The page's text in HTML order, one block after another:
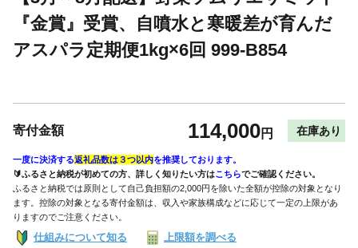
『金賞』受賞、自噴水と寒暖差が育んだ
アスパラ定期便1kg×6回 999-B854
寄付金額 114,000円 在庫あり
一度に決済する返礼品数は３つ以内を推奨しております。
🔰ふるさと納税が初めての方、詳しく知りたい方はこちらでご確認ください。
ふるさと納税では原則として自己負担額の2,000円を除いた全額が控除の対象となり
ます。控除の対象となる寄付金額は、収入や家族構成などに応じて一定の上限があ
りますのでご注意ください。
仕組みについて知る 上限額を調べる